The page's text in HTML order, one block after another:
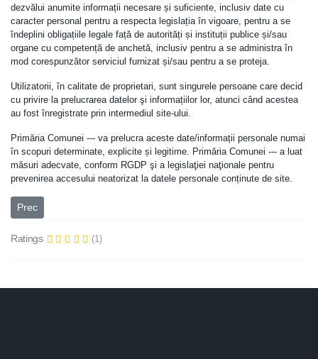
dezvălui anumite informații necesare și suficiente, inclusiv date cu
caracter personal pentru a respecta legislația în vigoare, pentru a se
îndeplini obligațiile legale față de autorități și instituții publice și/sau
organe cu competență de anchetă, inclusiv pentru a se administra în
mod corespunzător serviciul furnizat și/sau pentru a se proteja.
Utilizatorii, în calitate de proprietari, sunt singurele persoane care decid
cu privire la prelucrarea datelor şi informațiilor lor, atunci când acestea
au fost înregistrate prin intermediul site-ului.
Primăria Comunei --- va prelucra aceste date/informații personale numai
în scopuri determinate, explicite și legitime. Primăria Comunei --- a luat
măsuri adecvate, conform RGDP şi a legislaţiei naţionale pentru
prevenirea accesului neatorizat la datele personale conținute de site.
Articol precedent: Legislatie
Prec
Ratings (1)